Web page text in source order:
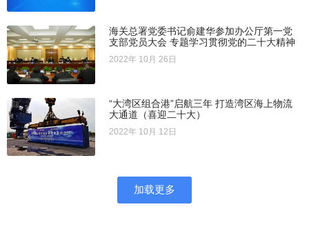
海关总署党委书记俞建华参加办公厅第一党
支部党员大会 专题学习贯彻党的二十大精神
2022年 10月 26日
“大湾区组合港”启航三年 打造湾区海上物流
大通道（喜迎二十大）
2022年 10月 12日
加载更多